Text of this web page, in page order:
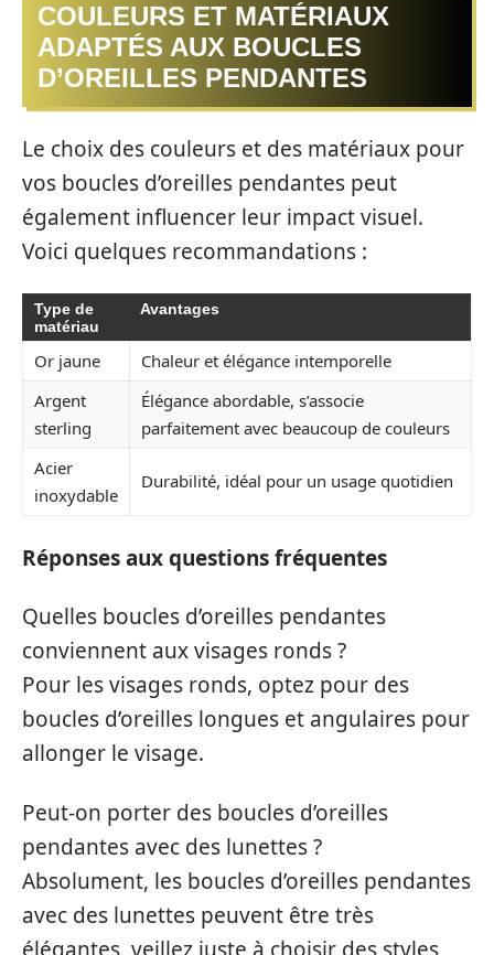
COULEURS ET MATÉRIAUX
ADAPTÉS AUX BOUCLES
D’OREILLES PENDANTES
Le choix des couleurs et des matériaux pour
vos boucles d’oreilles pendantes peut
également influencer leur impact visuel.
Voici quelques recommandations :
Type de
matériau
Avantages
Or jaune
Chaleur et élégance intemporelle
Argent
sterling
Élégance abordable, s’associe
parfaitement avec beaucoup de couleurs
Acier
inoxydable
Durabilité, idéal pour un usage quotidien
Réponses aux questions fréquentes
Quelles boucles d’oreilles pendantes
conviennent aux visages ronds ?
Pour les visages ronds, optez pour des
boucles d’oreilles longues et angulaires pour
allonger le visage.
Peut-on porter des boucles d’oreilles
pendantes avec des lunettes ?
Absolument, les boucles d’oreilles pendantes
avec des lunettes peuvent être très